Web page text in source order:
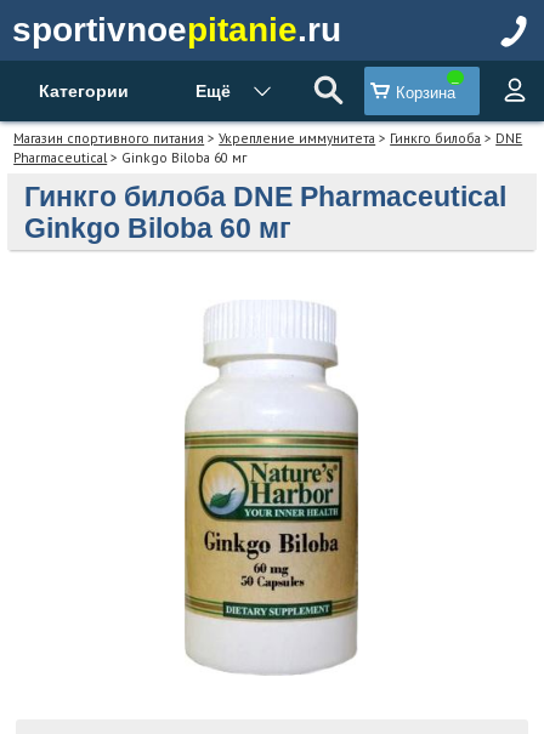
sportivnoepitanie.ru
Категории Ещё Корзина
Магазин спортивного питания >Укрепление иммунитета > Гинкго билоба > DNE
Pharmaceutical > Ginkgo Biloba 60 мг
Гинкго билоба DNE Pharmaceutical
Ginkgo Biloba 60 мг